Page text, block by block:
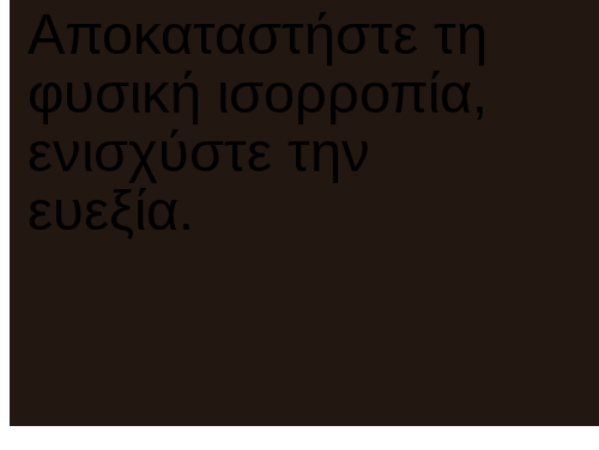
Αποκαταστήστε τη
φυσική ισορροπία,
ενισχύστε την
ευεξία.